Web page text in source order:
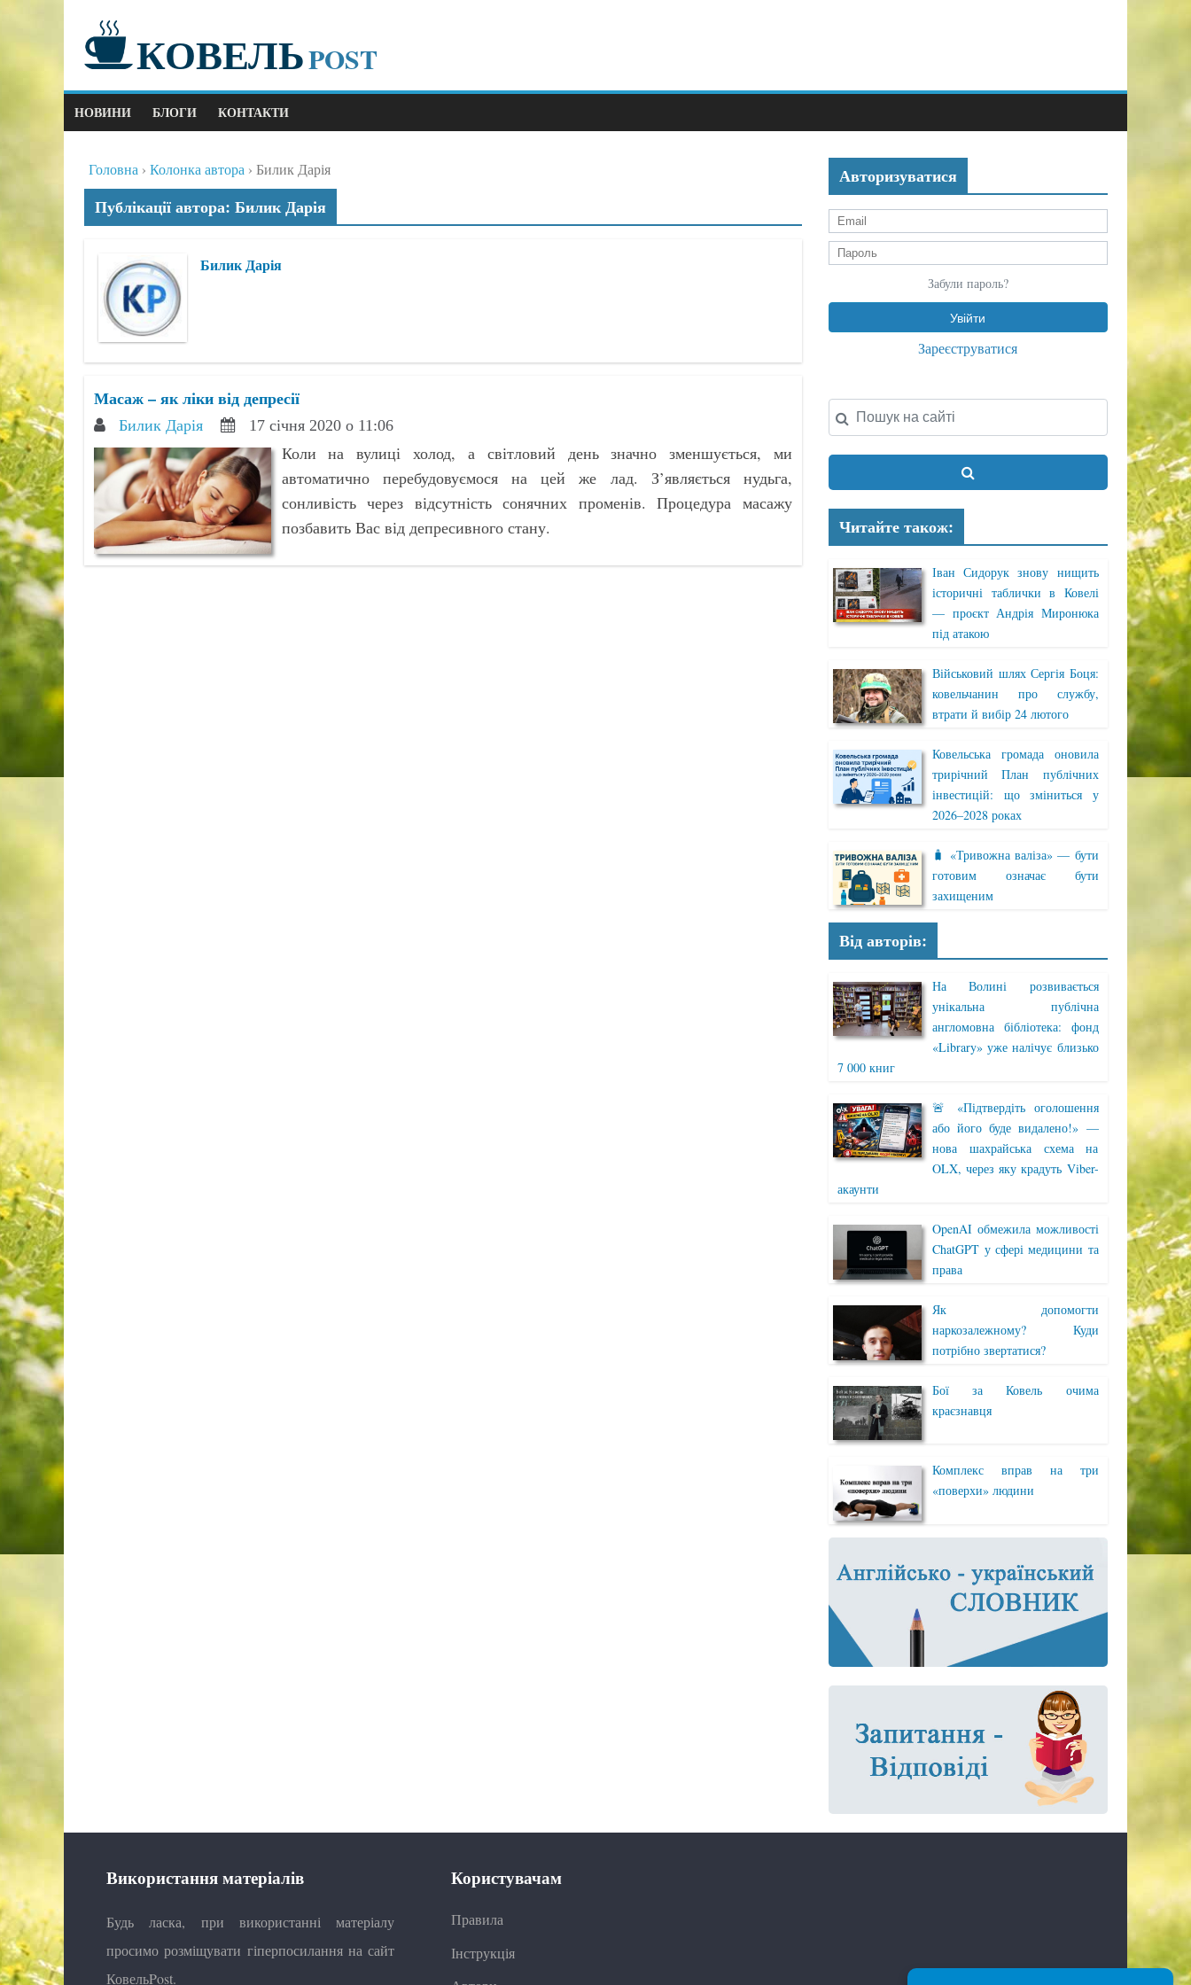
КОВЕЛЬPOST
НОВИНИ БЛОГИ КОНТАКТИ
Головна Колонка автора Билик Дарія
Публікації автора: Билик Дарія
Билик Дарія
Масаж – як ліки від депресії
Билик Дарія 17 січня 2020 о 11:06
Коли на вулиці холод, а світловий день значно зменшується, ми
автоматично перебудовуємося на цей же лад. З’являється нудьга,
сонливість через відсутність сонячних променів. Процедура масажу
позбавить Вас від депресивного стану.
Авторизуватися
Забули пароль?
Зареєструватися
Читайте також:
Іван Сидорук знову нищить
історичні таблички в Ковелі
— проєкт Андрія Миронюка
під атакою
Військовий шлях Сергія Боця:
ковельчанин про службу,
втрати й вибір 24 лютого
Ковельська громада оновила
трирічний План публічних
інвестицій: що зміниться у
2026–2028 роках
🧳 «Тривожна валіза» — бути
готовим означає бути
захищеним
Від авторів:
На Волині розвивається
унікальна публічна
англомовна бібліотека: фонд
«Library» уже налічує близько
7 000 книг
🚨 «Підтвердіть оголошення
або його буде видалено!» —
нова шахрайська схема на
OLX, через яку крадуть Viber-
акаунти
OpenAI обмежила можливості
ChatGPT у сфері медицини та
права
Як допомогти
наркозалежному? Куди
потрібно звертатися?
Бої за Ковель очима
краєзнавця
Комплекс вправ на три
«поверхи» людини
Використання матеріалів
Будь ласка, при використанні матеріалу
просимо розміщувати гіперпосилання на сайт
КовельPost.
Користувачам
Правила
Інструкція